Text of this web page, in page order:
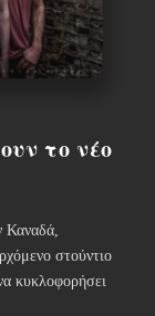
το νέο
Καναδά,
στούντιο
κυκλοφορήσει